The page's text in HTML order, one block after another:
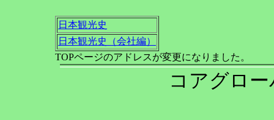
日本観光史
日本観光史（会社編）
TOPページのアドレスが変更になりました。
コアグロ